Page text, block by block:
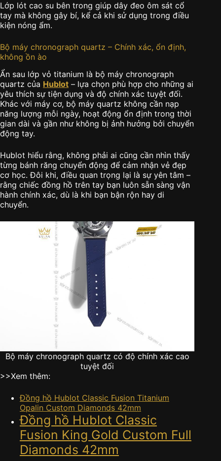
Lớp lót cao su bên trong giúp dây đeo ôm sát cổ
tay mà không gây bí, kể cả khi sử dụng trong điều
kiện nóng ẩm.
Bộ máy chronograph quartz – Chính xác, ổn định,
không ồn ào
Ẩn sau lớp vỏ titanium là bộ máy chronograph
quartz của Hublot – lựa chọn phù hợp cho những ai
yêu thích sự tiện dụng và độ chính xác tuyệt đối.
Khác với máy cơ, bộ máy quartz không cần nạp
năng lượng mỗi ngày, hoạt động ổn định trong thời
gian dài và gần như không bị ảnh hưởng bởi chuyển
động tay.
Hublot hiểu rằng, không phải ai cũng cần nhìn thấy
từng bánh răng chuyển động để cảm nhận vẻ đẹp
cơ học. Đôi khi, điều quan trọng lại là sự yên tâm –
rằng chiếc đồng hồ trên tay bạn luôn sẵn sàng vận
hành chính xác, dù là khi bạn bận rộn hay di
chuyển.
Bộ máy chronograph quartz có độ chính xác cao
tuyệt đối
>>Xem thêm:
Đồng hồ Hublot Classic Fusion Titanium
Opalin Custom Diamonds 42mm
Đồng hồ Hublot Classic
Fusion King Gold Custom Full
Diamonds 42mm